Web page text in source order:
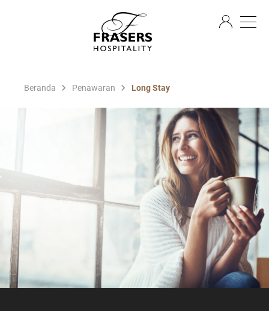
Beranda Penawaran Long Stay